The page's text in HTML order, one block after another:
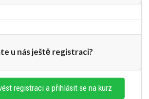
u nás ještě registraci?
registraci a přihlásit se na kurz